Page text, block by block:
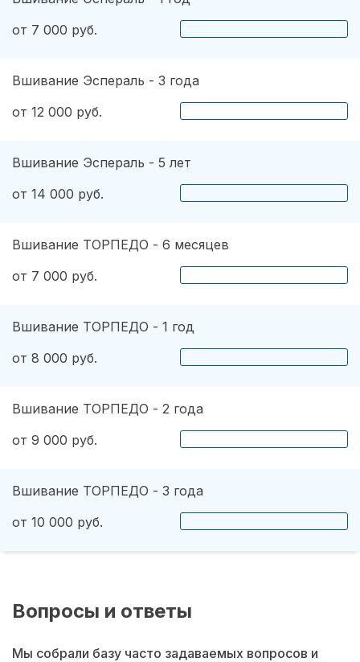
от 7 000 руб.
Вшивание Эспераль - 3 года
от 12 000 руб.
Вшивание Эспераль - 5 лет
от 14 000 руб.
Вшивание ТОРПЕДО - 6 месяцев
от 7 000 руб.
Вшивание ТОРПЕДО - 1 год
от 8 000 руб.
Вшивание ТОРПЕДО - 2 года
от 9 000 руб.
Вшивание ТОРПЕДО - 3 года
от 10 000 руб.
Вопросы и ответы
Мы собрали базу часто задаваемых вопросов и